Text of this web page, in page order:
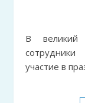
В великий и радостный Троицин день
участие в